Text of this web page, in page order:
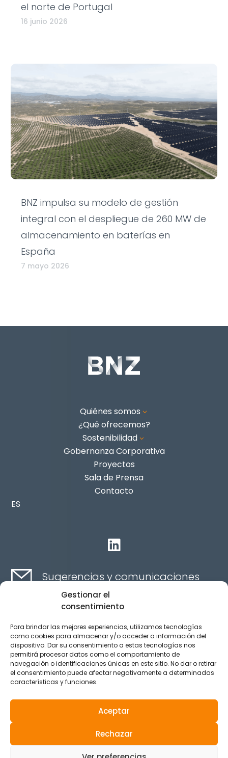
Gestionar el
consentimiento
Para brindar las mejores experiencias, utilizamos tecnologías
como cookies para almacenar y/o acceder a información del
dispositivo. Dar su consentimiento a estas tecnologías nos
permitirá procesar datos como el comportamiento de
navegación o identificaciones únicas en este sitio. No dar o retirar
el consentimiento puede afectar negativamente a determinadas
características y funciones.
Aceptar
Rechazar
el norte de Portugal
16 junio 2026
BNZ impulsa su modelo de gestión
integral con el despliegue de 260 MW de
almacenamiento en baterías en
España
7 mayo 2026
Quiénes somos 3
¿Qué ofrecemos?
Sostenibilidad 3
Gobernanza Corporativa
Proyectos
Sala de Prensa
Contacto
ES

Sugerencias y comunicaciones
Canal Ético
Aviso legal
Política de privacidad
Política de Cookies
© 2025 Reservados todos los derechos.